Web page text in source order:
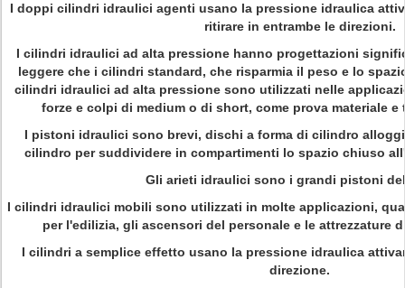
I doppi cilindri idraulici agenti usano la pressione idraulica
ritirare in entrambe le direzioni.
I cilindri idraulici ad alta pressione hanno progettazioni
leggere che i cilindri standard, che risparmia il peso e lo
cilindri idraulici ad alta pressione sono utilizzati nelle
forze e colpi di medium o di short, come prova materiale e
I pistoni idraulici sono brevi, dischi a forma di cilindro
cilindro per suddividere in compartimenti lo spazio chiuso
Gli arieti idraulici sono i grandi pistoni
I cilindri idraulici mobili sono utilizzati in molte applicazioni,
per l'edilizia, gli ascensori del personale e le attrezzature
I cilindri a semplice effetto usano la pressione idraulica
direzione.